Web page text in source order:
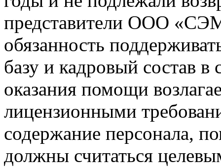
представители ООО
обязанность
базу и кадровый состав в
оказания помощи
лицензионными
содержание персонала,
должны считаться